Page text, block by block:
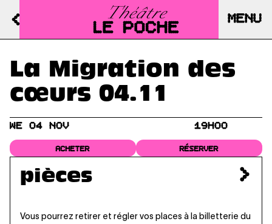
MENU
La Migration des
cœurs 04.11
pièces
Vous pourrez retirer et régler vos places à la billetterie du
WE 04 NOV 19H00
ACHETER RÉSERVER